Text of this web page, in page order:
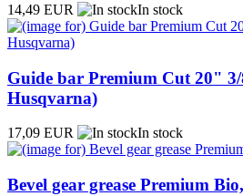
14,49 EUR In stock
Guide bar Premium Cut 20"
Husqvarna)
17,09 EUR In stock
Bevel gear grease Premium